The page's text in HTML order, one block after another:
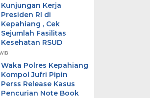
Kunjungan Kerja
Presiden RI di
Kepahiang , Cek
Sejumlah Fasilitas
Kesehatan RSUD
Waka Polres Kepahiang
Kompol Jufri Pipin
Perss Release Kasus
Pencurian Note Book